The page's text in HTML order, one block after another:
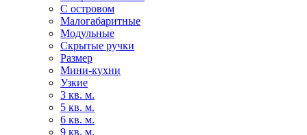
С островом
Малогабаритные
Модульные
Скрытые ручки
Размер
Мини-кухни
Узкие
3 кв. м.
5 кв. м.
6 кв. м.
9 кв. м.